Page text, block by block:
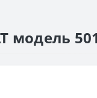
модель